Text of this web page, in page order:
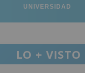
UNIVERSIDAD
LO + VISTO